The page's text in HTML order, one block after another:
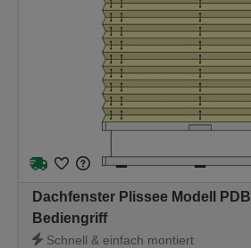
Dachfenster Plissee Modell
Bediengriff
Schnell & einfach montiert